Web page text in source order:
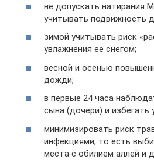
не допускать натирания
учитывать подвижность
зимой учитывать риск
увлажнения ее снегом;
весной и осенью
дожди;
в первые 24 часа
сына (дочери) и избегать
минимизировать риск
инфекциями, то есть
места с обилием аллей и